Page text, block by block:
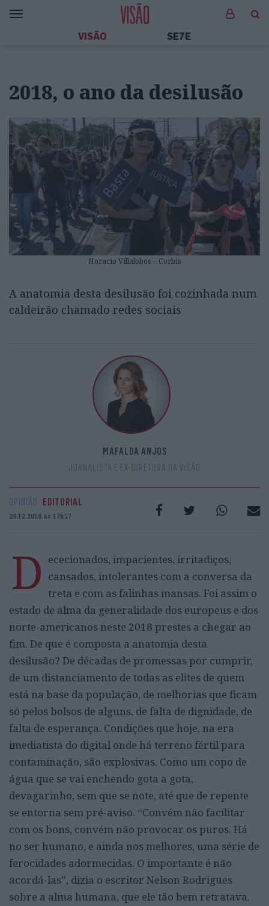
VISÃO SE7E
2018, o ano da desilusão
Horacio Villalobos – Corbis
A anatomia desta desilusão foi cozinhada num
caldeirão chamado redes sociais
MAFALDA ANJOS
JORNALISTA E EX-DIRETORA DA VISÃO
OPINIÃO EDITORIAL
20.12.2018 às 17h57
D ececionados, impacientes, irritadiços,
cansados, intolerantes com a conversa da
treta e com as falinhas mansas. Foi assim o
estado de alma da generalidade dos europeus e dos
norte-americanos neste 2018 prestes a chegar ao
fim. De que é composta a anatomia desta
desilusão? De décadas de promessas por cumprir,
de um distanciamento de todas as elites de quem
está na base da população, de melhorias que ficam
só pelos bolsos de alguns, de falta de dignidade, de
falta de esperança. Condições que hoje, na era
imediatista do digital onde há terreno fértil para
contaminação, são explosivas. Como um copo de
água que se vai enchendo gota a gota,
devagarinho, sem que se note, até que de repente
se entorna sem pré-aviso. “Convém não facilitar
com os bons, convém não provocar os puros. Há
no ser humano, e ainda nos melhores, uma série de
ferocidades adormecidas. O importante é não
acordá-las”, dizia o escritor Nelson Rodrigues
sobre a alma humana, que ele tão bem retratava.